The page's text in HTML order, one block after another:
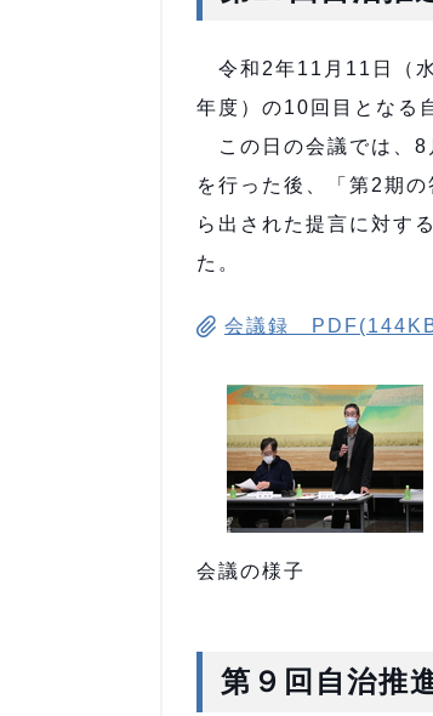
令和2年11月11日（水
年度）の10回目となる
この日の会議では、8
を行った後、「第2期
ら出された提言に対す
た。
会議録
会議の様子
第９回自治推